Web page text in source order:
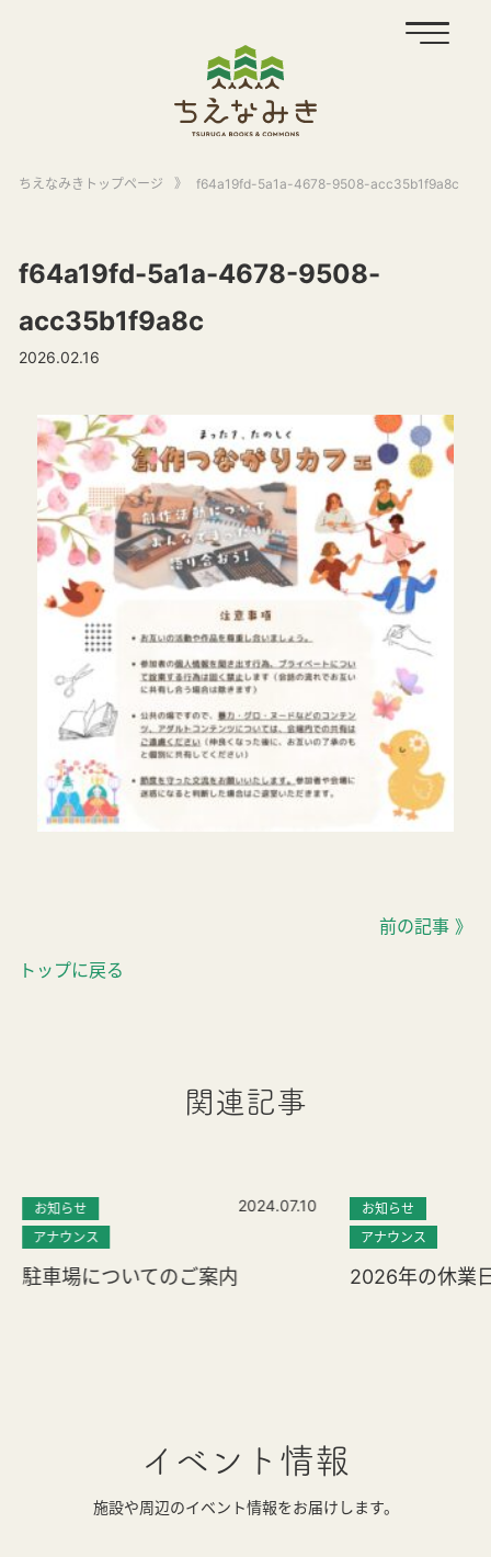
ちえなみきトップページ 》 f64a19fd-5a1a-4678-9508-acc35b1f9a8c
f64a19fd-5a1a-4678-9508-
acc35b1f9a8c
2026.02.16
トップに戻る
前の記事 》
関連記事
お知らせ
アナウンス
2024.07.10
駐車場についてのご案内
お知らせ
アナウンス
2026年の休業
イベント情報
施設や周辺のイベント情報をお届けします。